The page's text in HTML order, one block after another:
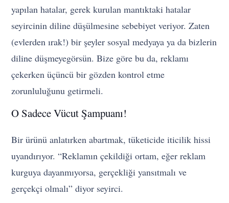
yapılan hatalar, gerek kurulan mantıktaki hatalar
seyircinin diline düşülmesine sebebiyet veriyor. Zaten
(evlerden ırak!) bir şeyler sosyal medyaya ya da bizlerin
diline düşmeyegörsün. Bize göre bu da, reklamı
çekerken üçüncü bir gözden kontrol etme
zorunluluğunu getirmeli.
O Sadece Vücut Şampuanı!
Bir ürünü anlatırken abartmak, tüketicide iticilik hissi
uyandırıyor. “Reklamın çekildiği ortam, eğer reklam
kurguya dayanmıyorsa, gerçekliği yansıtmalı ve
gerçekçi olmalı” diyor seyirci.